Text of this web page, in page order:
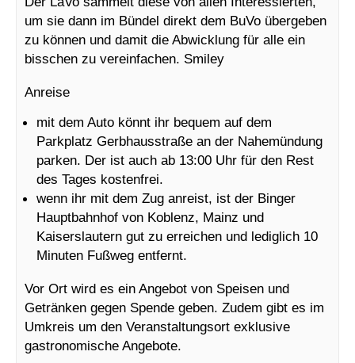
um sie dann im Bündel direkt dem BuVo übergeben
zu können und damit die Abwicklung für alle ein
bisschen zu vereinfachen. Smiley
Anreise
mit dem Auto könnt ihr bequem auf dem
Parkplatz Gerbhausstraße an der Nahemündung
parken. Der ist auch ab 13:00 Uhr für den Rest
des Tages kostenfrei.
wenn ihr mit dem Zug anreist, ist der Binger
Hauptbahnhof von Koblenz, Mainz und
Kaiserslautern gut zu erreichen und lediglich 10
Minuten Fußweg entfernt.
Vor Ort wird es ein Angebot von Speisen und
Getränken gegen Spende geben. Zudem gibt es im
Umkreis um den Veranstaltungsort exklusive
gastronomische Angebote.